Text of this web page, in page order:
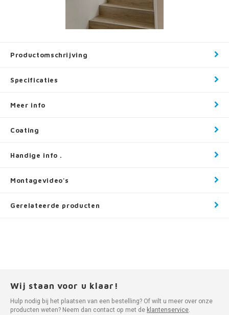
Productomschrijving
Specificaties
Meer info
Coating
Handige info .
Montagevideo's
Gerelateerde producten
Wij staan voor u klaar!
Hulp nodig bij het plaatsen van een bestelling? Of wilt u meer over onze
producten weten? Neem dan contact op met de klantenservice.